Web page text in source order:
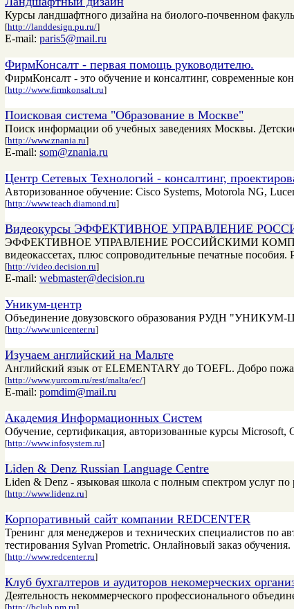
Курсы ландшафтного дизайна на биолого-почвенном
[http://landdesign.pu.ru/]
E-mail: paris5@mail.ru
ФирмКонсалт - первая помощь руководителю.
ФирмКонсалт - это обучение и консалтинг, современные
[http://www.firmkonsalt.ru]
Поисковая система "Образование в Москве"
Поиск информации об учебных заведениях Москвы.
[http://www.znania.ru]
E-mail: som@znania.ru
Центр Сетевых Технологий - консалтинг,
Авторизованное обучение: Cisco Systems, Motorola NG,
[http://www.teach.diamond.ru]
Видеокурсы ЭФФЕКТИВНОЕ УПРАВЛЕНИЕ
ЭФФЕКТИВНОЕ УПРАВЛЕНИЕ РОССИЙСКИМИ КОМПАНИЯМИ
видеокассетах, плюс сопроводительные печатные
[http://video.decision.ru]
E-mail: webmaster@decision.ru
Уникум-центр
Объединение довузовского образования РУДН "УНИКУМ-
[http://www.unicenter.ru]
Изучаем английский на Мальте
Английский язык от ELEMENTARY до TOEFL. Добро
[http://www.yurcom.ru/rest/malta/ec/]
E-mail: pomdim@mail.ru
Академия Информационных Систем
Обучение, сертификация, авторизованные курсы Microsoft,
[http://www.infosystem.ru]
Liden & Denz Russian Language Centre
Liden & Denz - языковая школа с полным спектром услуг
[http://www.lidenz.ru]
Корпоративный сайт компании REDCENTER
Тренинг для менеджеров и технических специалистов по
тестирования Sylvan Prometric. Онлайновый заказ обучения.
[http://www.redcenter.ru]
Клуб бухгалтеров и аудиторов некомерческих
Деятельность некоммерческого профессионального